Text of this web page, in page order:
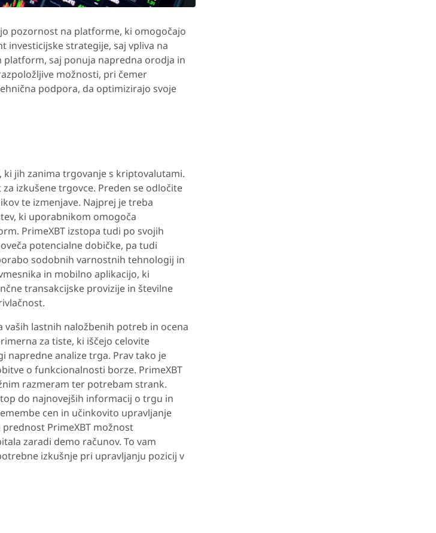
pozornost na platforme, ki omogočajo
investicijske strategije, saj vpliva na
platform, saj ponuja napredna orodja in
možnosti, pri čemer
podpora, da optimizirajo svoje
jih zanima trgovanje s kriptovalutami.
izkušene trgovce. Preden se odločite
te izmenjave. Najprej je treba
ki uporabnikom omogoča
PrimeXBT izstopa tudi po svojih
potencialne dobičke, pa tudi
sodobnih varnostnih tehnologij in
in mobilno aplikacijo, ki
transakcijske provizije in številne
lastnih naložbenih potreb in ocena
za tiste, ki iščejo celovite
napredne analize trga. Prav tako je
o funkcionalnosti borze. PrimeXBT
razmeram ter potrebam strank.
do najnovejših informacij o trgu in
cen in učinkovito upravljanje
PrimeXBT možnost
zaradi demo računov. To vam
izkušnje pri upravljanju pozicij v